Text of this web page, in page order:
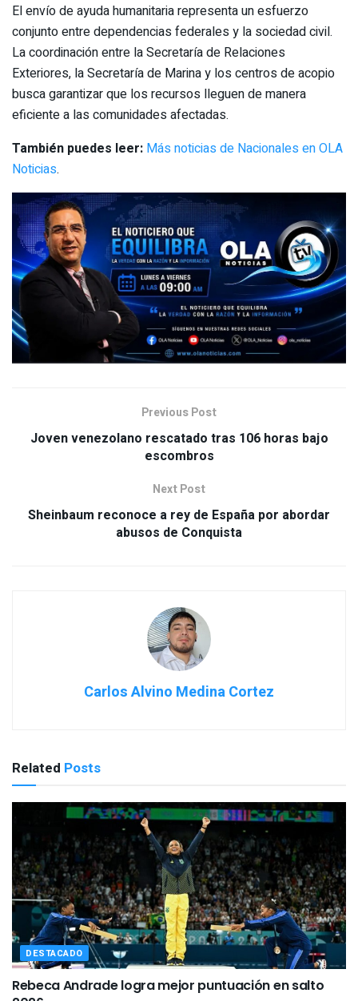
El envío de ayuda humanitaria representa un esfuerzo
conjunto entre dependencias federales y la sociedad civil.
La coordinación entre la Secretaría de Relaciones
Exteriores, la Secretaría de Marina y los centros de acopio
busca garantizar que los recursos lleguen de manera
eficiente a las comunidades afectadas.
También puedes leer: Más noticias de Nacionales en OLA
Noticias.
Previous Post
Joven venezolano rescatado tras 106 horas bajo
escombros
Next Post
Sheinbaum reconoce a rey de España por abordar
abusos de Conquista
Carlos Alvino Medina Cortez
Related Posts
DESTACADO
Rebeca Andrade logra mejor puntuación en salto